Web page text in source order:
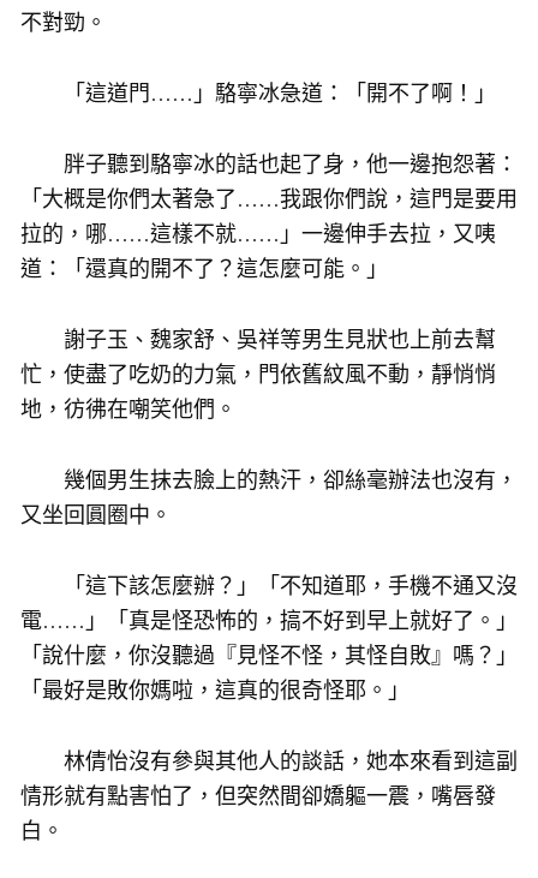
不對勁。
「這道門……」駱寧冰急道：「開不了啊！」
胖子聽到駱寧冰的話也起了身，他一邊抱怨著：
「大概是你們太著急了……我跟你們說，這門是要用
拉的，哪……這樣不就……」一邊伸手去拉，又咦
道：「還真的開不了？這怎麼可能。」
謝子玉、魏家舒、吳祥等男生見狀也上前去幫
忙，使盡了吃奶的力氣，門依舊紋風不動，靜悄悄
地，彷彿在嘲笑他們。
幾個男生抹去臉上的熱汗，卻絲毫辦法也沒有，
又坐回圓圈中。
「這下該怎麼辦？」「不知道耶，手機不通又沒
電……」「真是怪恐怖的，搞不好到早上就好了。」
「說什麼，你沒聽過『見怪不怪，其怪自敗』嗎？」
「最好是敗你媽啦，這真的很奇怪耶。」
林倩怡沒有參與其他人的談話，她本來看到這副
情形就有點害怕了，但突然間卻嬌軀一震，嘴唇發
白。